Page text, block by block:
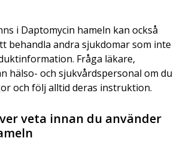
i Daptomycin hameln kan också
behandla andra sjukdomar som inte
Fråga läkare,
hälso- och sjukvårdspersonal om du
och följ alltid deras instruktion.
veta innan du använder